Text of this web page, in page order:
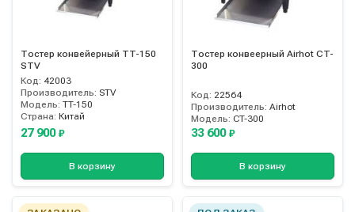
Тостер конвейерный TT-150
STV
Код: 42003
Производитель: STV
Модель: TT-150
Страна: Китай
27 900 ₽
В корзину
Тостер конвеерный Airhot CT-
300
Код: 22564
Производитель: Airhot
Модель: CT-300
33 600 ₽
В корзину